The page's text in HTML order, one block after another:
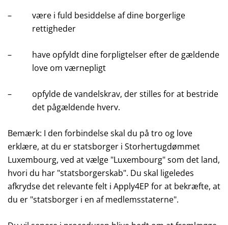
– være i fuld besiddelse af dine borgerlige
rettigheder
– have opfyldt dine forpligtelser efter de gældende
love om værnepligt
– opfylde de vandelskrav, der stilles for at bestride
det pågældende hverv.
Bemærk: I den forbindelse skal du på tro og love
erklære, at du er statsborger i Storhertugdømmet
Luxembourg, ved at vælge "Luxembourg" som det land,
hvori du har "statsborgerskab". Du skal ligeledes
afkrydse det relevante felt i Apply4EP for at bekræfte, at
du er "statsborger i en af medlemsstaterne".